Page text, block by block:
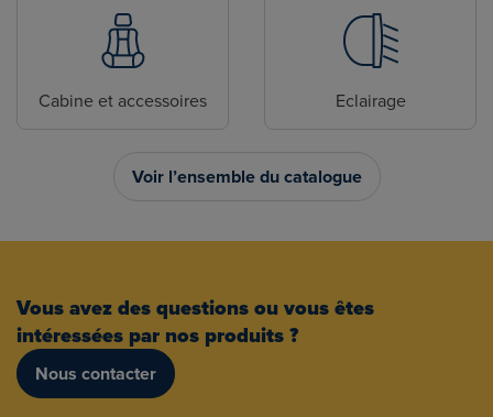
Cabine et accessoires Eclairage
Voir l’ensemble du catalogue
Vous avez des questions ou vous êtes
intéressées par nos produits ?
Nous contacter